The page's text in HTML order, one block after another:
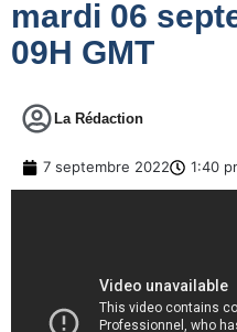
mardi 06
09H GMT
La Rédaction
7 septembre 2022 1:40